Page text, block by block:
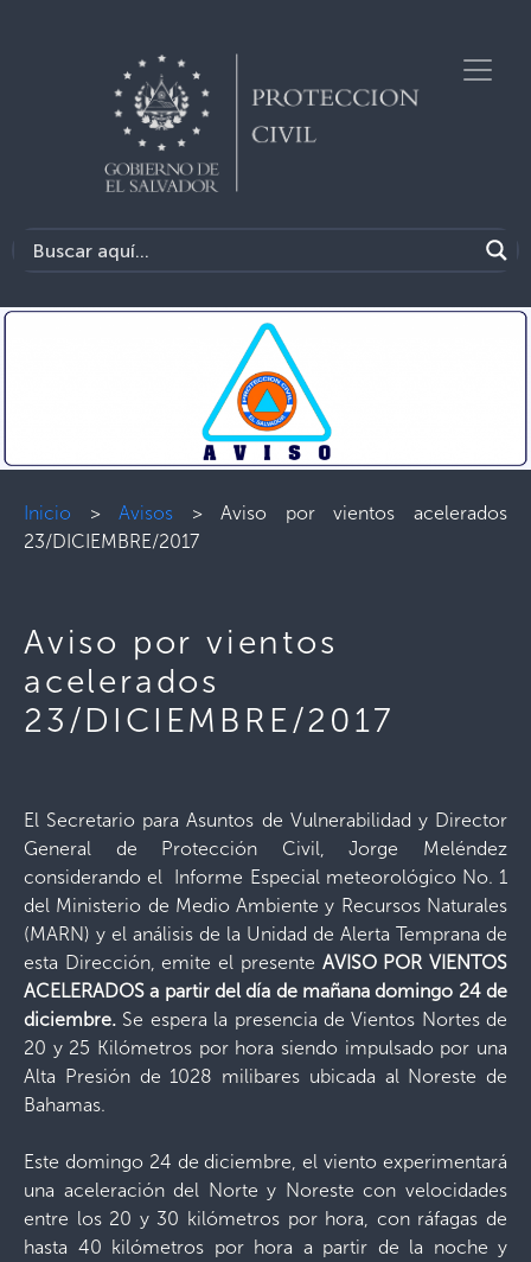
Inicio >Avisos >Aviso por vientos acelerados
23/DICIEMBRE/2017
Aviso por vientos
acelerados
23/DICIEMBRE/2017
El Secretario para Asuntos de Vulnerabilidad y Director
General de Protección Civil, Jorge Meléndez
considerando el Informe Especial meteorológico No. 1
del Ministerio de Medio Ambiente y Recursos Naturales
(MARN) y el análisis de la Unidad de Alerta Temprana de
esta Dirección, emite el presente AVISO POR VIENTOS
ACELERADOS a partir del día de mañana domingo 24 de
diciembre. Se espera la presencia de Vientos Nortes de
20 y 25 Kilómetros por hora siendo impulsado por una
Alta Presión de 1028 milibares ubicada al Noreste de
Bahamas.
Este domingo 24 de diciembre, el viento experimentará
una aceleración del Norte y Noreste con velocidades
entre los 20 y 30 kilómetros por hora, con ráfagas de
hasta 40 kilómetros por hora a partir de la noche y